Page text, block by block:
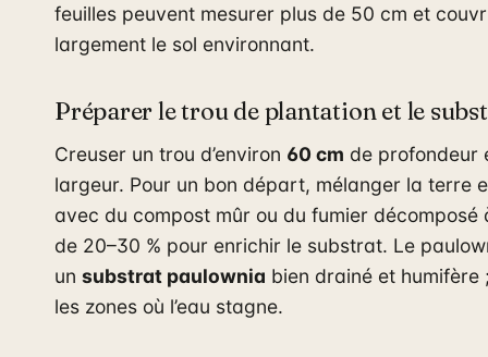
feuilles peuvent mesurer plus de 50 cm et
largement le sol environnant.
Préparer le trou de plantation et le
Creuser un trou d’environ 60 cm de profondeur
largeur. Pour un bon départ, mélanger la terre
avec du compost mûr ou du fumier décomposé
de 20–30 % pour enrichir le substrat. Le
un substrat paulownia bien drainé et humifère
les zones où l’eau stagne.